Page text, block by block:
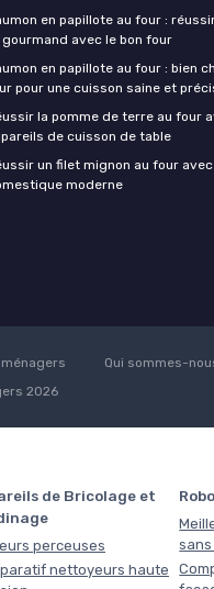
en papillote au four :
gourmand avec le bon four
en papillote au four : bien
pour une cuisson saine et
la pomme de terre au four
de cuisson de table
un filet mignon au four
moderne
Qui sommes-
2026
de Bricolage et
perceuses
nettoyeurs haute
sans